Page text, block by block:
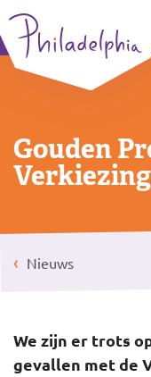
Zet hoog
Gouden
Nieuws
We zijn er trots
gevallen met de